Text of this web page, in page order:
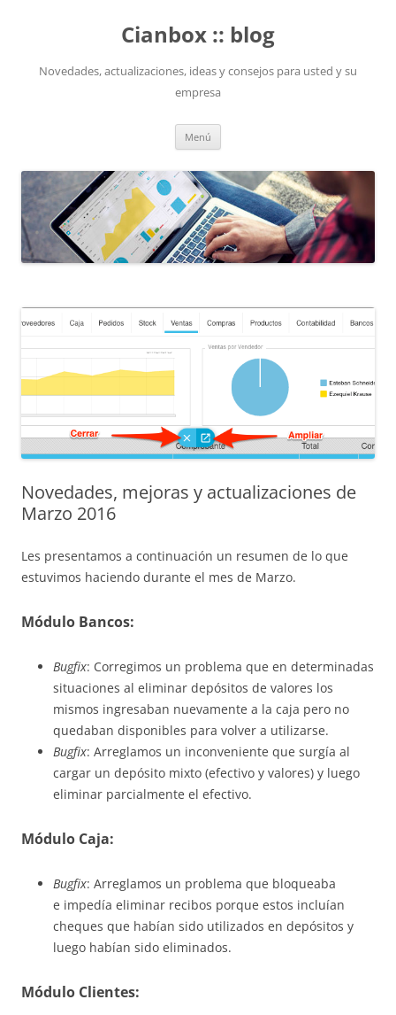
Cianbox :: blog
Novedades, actualizaciones, ideas y consejos para usted y su
empresa
Menú
Novedades, mejoras y actualizaciones de
Marzo 2016
Les presentamos a continuación un resumen de lo que
estuvimos haciendo durante el mes de Marzo.
Módulo Bancos:
Bugfix: Corregimos un problema que en determinadas
situaciones al eliminar depósitos de valores los
mismos ingresaban nuevamente a la caja pero no
quedaban disponibles para volver a utilizarse.
Bugfix: Arreglamos un inconveniente que surgía al
cargar un depósito mixto (efectivo y valores) y luego
eliminar parcialmente el efectivo.
Módulo Caja:
Bugfix: Arreglamos un problema que bloqueaba
e impedía eliminar recibos porque estos incluían
cheques que habían sido utilizados en depósitos y
luego habían sido eliminados.
Módulo Clientes: